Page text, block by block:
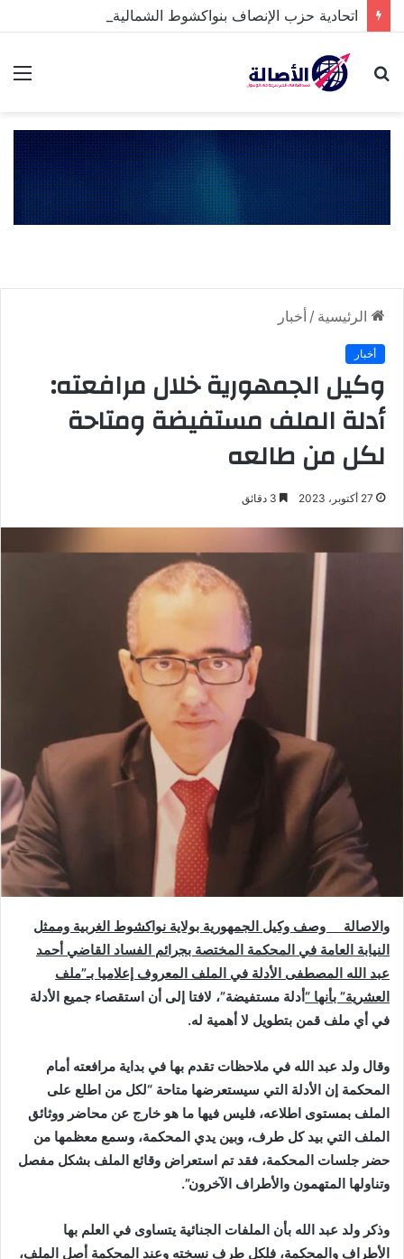
بحث
الرئيسية / أخبار
أخبار
وكيل الجمهورية خلال مرافعته:
أدلة الملف مستفيضة ومتاحة
لكل من طالعه
27 أكتوبر، 2023
والاصالة وصف وكيل الجمهورية بولاية نواكشوط الغربية وممثل
النيابة العامة في المحكمة المختصة بجرائم الفساد القاضي أحمد
عبد الله المصطفى الأدلة في الملف المعروف إعلاميا بـ”ملف
العشرية” بأنها “أدلة مستفيضة”، لافتا إلى أن استقصاء جميع الأدلة
في أي ملف قمن بتطويل لا أهمية له.
وقال ولد عبد الله في ملاحظات تقدم بها في بداية مرافعته أمام
المحكمة إن الأدلة التي سيستعرضها متاحة “لكل من اطلع على
الملف بمستوى اطلاعه، فليس فيها ما هو خارج عن محاضر ووثائق
الملف التي بيد كل طرف، وبين يدي المحكمة، وسمع معظمها من
حضر جلسات المحكمة، فقد تم استعراض وقائع الملف بشكل مفصل
وتناولها المتهمون والأطراف الآخرون”.
وذكر ولد عبد الله بأن الملفات الجنائية يتساوى في العلم بها
الأطراف والمحكمة، فلكل طرف نسخته وعند المحكمة أصل الملف،